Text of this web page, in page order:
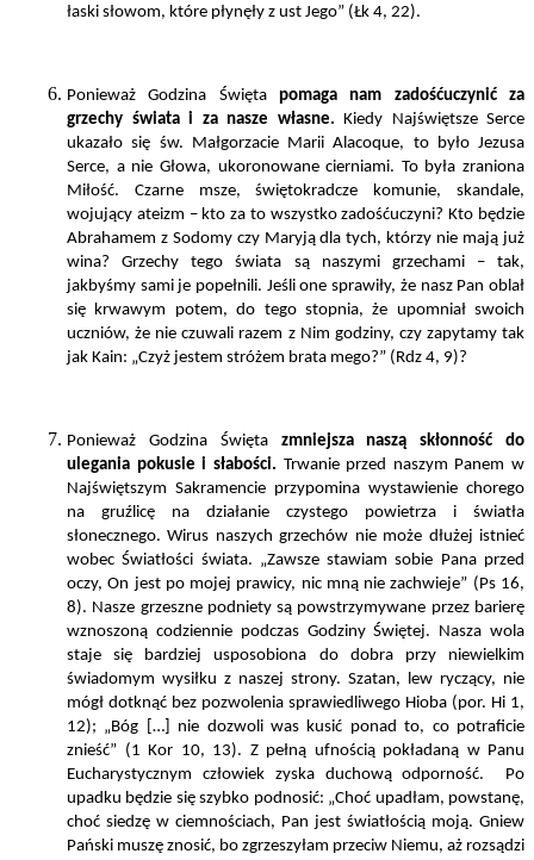
łaski słowom, które płynęły z ust Jego” (Łk 4, 22).
Ponieważ Godzina Święta pomaga nam zadośćuczynić za
grzechy świata i za nasze własne. Kiedy Najświętsze Serce
ukazało się św. Małgorzacie Marii Alacoque, to było Jezusa
Serce, a nie Głowa, ukoronowane cierniami. To była zraniona
Miłość. Czarne msze, świętokradcze komunie, skandale,
wojujący ateizm – kto za to wszystko zadośćuczyni? Kto będzie
Abrahamem z Sodomy czy Maryją dla tych, którzy nie mają już
wina? Grzechy tego świata są naszymi grzechami – tak,
jakbyśmy sami je popełnili. Jeśli one sprawiły, że nasz Pan oblał
się krwawym potem, do tego stopnia, że upomniał swoich
uczniów, że nie czuwali razem z Nim godziny, czy zapytamy tak
jak Kain: „Czyż jestem stróżem brata mego?” (Rdz 4, 9)?
Ponieważ Godzina Święta zmniejsza naszą skłonność do
ulegania pokusie i słabości. Trwanie przed naszym Panem w
Najświętszym Sakramencie przypomina wystawienie chorego
na gruźlicę na działanie czystego powietrza i światła
słonecznego. Wirus naszych grzechów nie może dłużej istnieć
wobec Światłości świata. „Zawsze stawiam sobie Pana przed
oczy, On jest po mojej prawicy, nic mną nie zachwieje” (Ps 16,
8). Nasze grzeszne podniety są powstrzymywane przez barierę
wznoszoną codziennie podczas Godziny Świętej. Nasza wola
staje się bardziej usposobiona do dobra przy niewielkim
świadomym wysiłku z naszej strony. Szatan, lew ryczący, nie
mógł dotknąć bez pozwolenia sprawiedliwego Hioba (por. Hi 1,
12); „Bóg […] nie dozwoli was kusić ponad to, co potraficie
znieść” (1 Kor 10, 13). Z pełną ufnością pokładaną w Panu
Eucharystycznym człowiek zyska duchową odporność. Po
upadku będzie się szybko podnosić: „Choć upadłam, powstanę,
choć siedzę w ciemnościach, Pan jest światłością moją. Gniew
Pański muszę znosić, bo zgrzeszyłam przeciw Niemu, aż rozsądzi